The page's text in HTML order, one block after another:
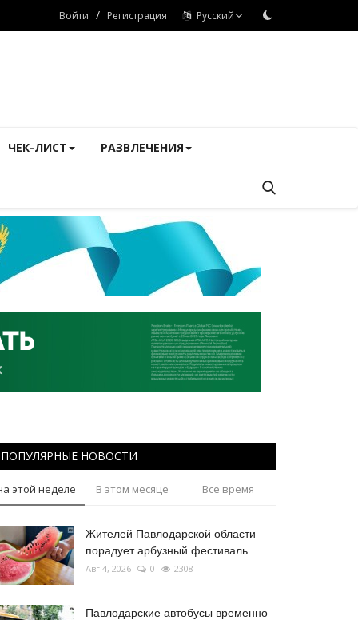
Войти / Регистрация Русский
ЧЕК-ЛИСТ РАЗВЛЕЧЕНИЯ
ПОПУЛЯРНЫЕ НОВОСТИ
этой неделе В этом месяце Все время
Жителей Павлодарской области
порадует арбузный фестиваль
Авг 4, 2026 0 2308
Павлодарские автобусы временно